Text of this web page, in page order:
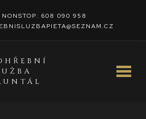
NONSTOP: 608 090 958